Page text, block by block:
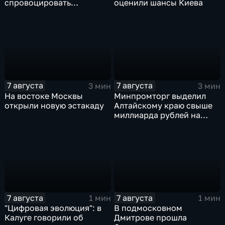
спровоцировать
оценили шансы Киева
7 августа
3 мин
На востоке Москвы
открыли новую эстакаду
7 августа
3 мин
Минпромторг выделил
Алтайскому краю свыше
миллиарда рублей на
7 августа
1 мин
"Цифровая эволюция": в
Калуге говорили об
7 августа
1 мин
В подмосковном
Дмитрове прошла